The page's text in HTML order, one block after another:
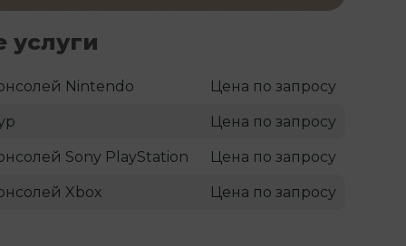
услуги
Nintendo Цена по запросу
Цена по запросу
Sony PlayStation Цена по запросу
Xbox Цена по запросу